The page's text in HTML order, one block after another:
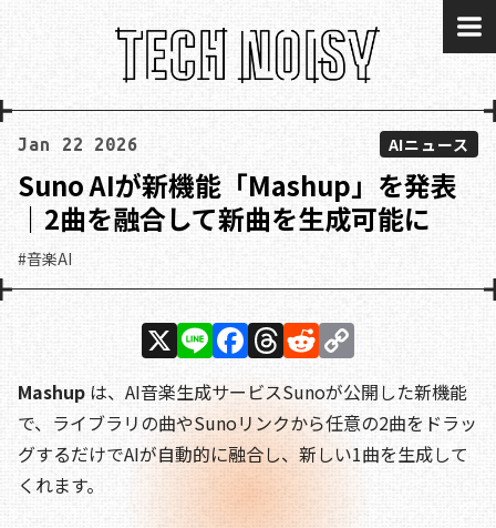
Jan 22 2026 AIニュース
Suno AIが新機能「Mashup」を発表
｜2曲を融合して新曲を生成可能に
#音楽AI
X Li
n
e
F
a
c
e
b
T
h
re
a
R
e
d
di
o
p
y
Mashup は、AI音楽生成サービスSunoが公開した新機能
で、ライブラリの曲やSunoリンクから任意の2曲をドラッ
グするだけでAIが自動的に融合し、新しい1曲を生成して
くれます。